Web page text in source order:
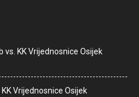
vs. KK Vrijednosnice Osijek
Vrijednosnice Osijek